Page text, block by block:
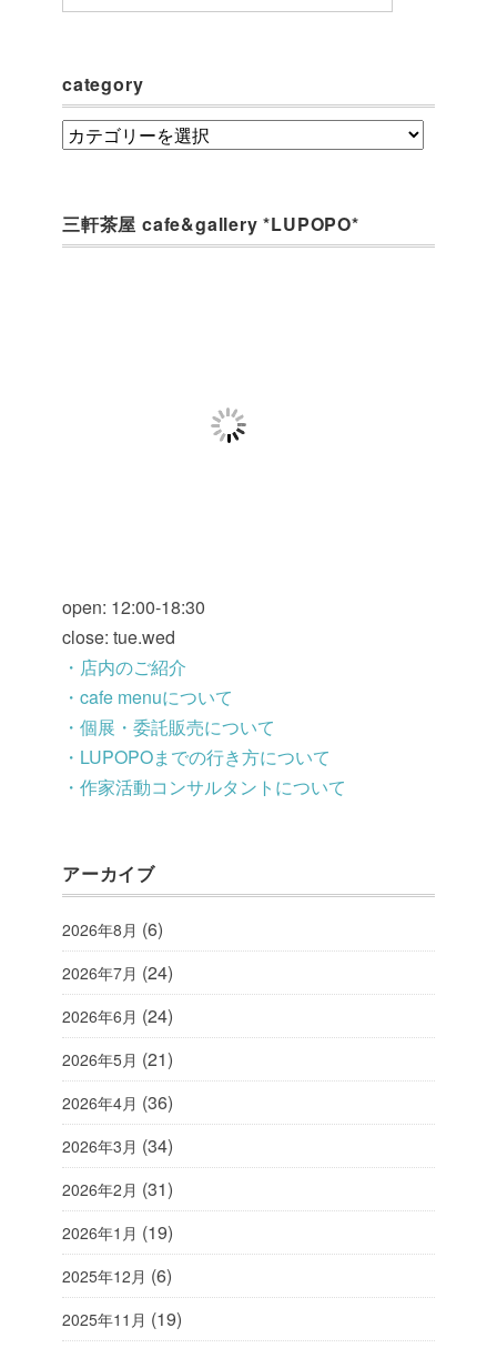
category
category
三軒茶屋 cafe&gallery *LUPOPO*
open: 12:00-18:30
close: tue.wed
・店内のご紹介
・cafe menuについて
・個展・委託販売について
・LUPOPOまでの行き方について
・作家活動コンサルタントについて
アーカイブ
2026年8月 (6)
2026年7月 (24)
2026年6月 (24)
2026年5月 (21)
2026年4月 (36)
2026年3月 (34)
2026年2月 (31)
2026年1月 (19)
2025年12月 (6)
2025年11月 (19)